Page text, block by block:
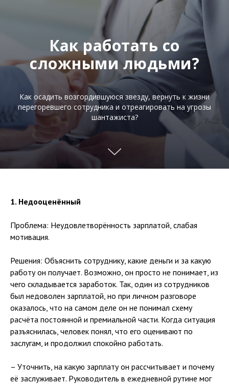
Как работать сo
сложными людьми?
Как осадить возгордившуюся звезду, вернуть к жизни
перегоревшего сотрудника и отреагировать на угрозы
шантажиста?
1. Недооценённый
Проблема: Неудовлетворённость зарплатой, слабая
мотивация.
Решения: Объяснить сотруднику, какие деньги и за какую
работу он получает. Возможно, он просто не понимает, из
чего складывается заработок. Так, один из сотрудников
был недоволен зарплатой, но при личном разговоре
оказалось, что на самом деле он не понимал схему
расчёта постоянной и премиальной части. Когда ситуация
разъяснилась, человек понял, что его оценивают по
заслугам, и продолжил спокойно работать.
– Уточнить, на какую зарплату он рассчитывает и почему
её заслуживает. Руководитель в ежедневной рутине мог